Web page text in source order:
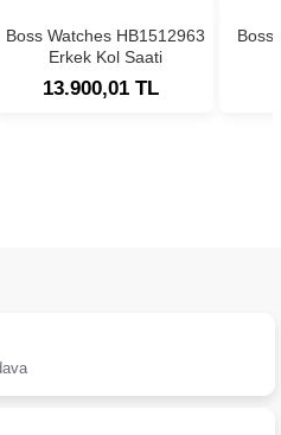
Boss Watches HB1512963
Erkek Kol Saati
13.900,01 TL
Boss